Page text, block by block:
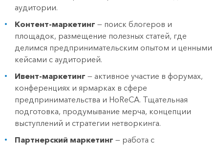
аудитории.
Контент-маркетинг — поиск блогеров и
площадок, размещение полезных статей, где
делимся предпринимательским опытом и ценными
кейсами с аудиторией.
Ивент-маркетинг — активное участие в форумах,
конференциях и ярмарках в сфере
предпринимательства и HoReCA. Тщательная
подготовка, продумывание мерча, концепции
выступлений и стратегии нетворкинга.
Партнерский маркетинг — работа с